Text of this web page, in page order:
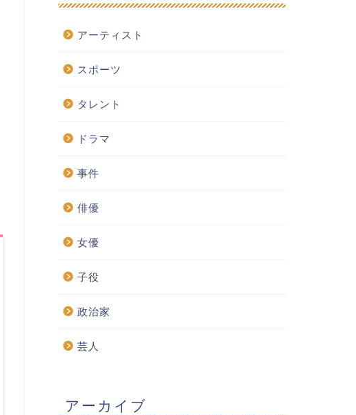
アーティスト
スポーツ
タレント
ドラマ
事件
俳優
女優
子役
政治家
芸人
アーカイブ